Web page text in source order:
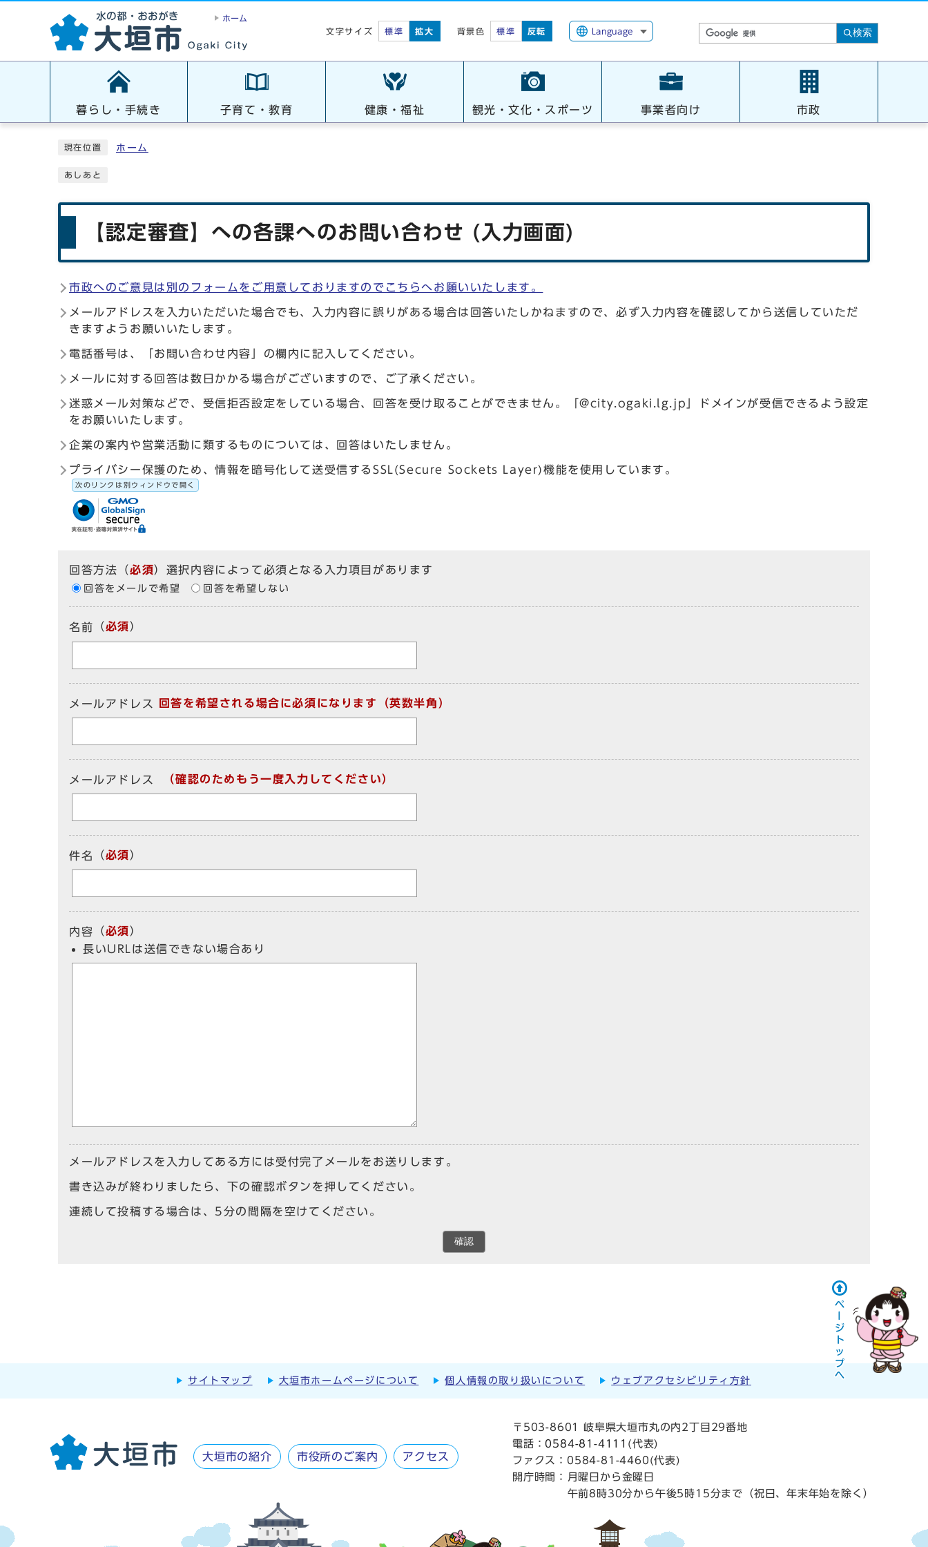
ホーム
文字サイズ
標準 拡大 背景色 標準 反転 Language 検索
暮らし・手続き 子育て・教育 健康・福祉 観光・文化・スポーツ 事業者向け 市政
現在位置 ホーム
あしあと
【認定審査】への各課へのお問い合わせ (入力画面)
市政へのご意見は別のフォームをご用意しておりますのでこちらへお願いいたします。
メールアドレスを入力いただいた場合でも、入力内容に誤りがある場合は回答いたしかねますので、必ず入力内容を確認してから送信していただ
きますようお願いいたします。
電話番号は、「お問い合わせ内容」の欄内に記入してください。
メールに対する回答は数日かかる場合がございますので、ご了承ください。
迷惑メール対策などで、受信拒否設定をしている場合、回答を受け取ることができません。「@city.ogaki.lg.jp」ドメインが受信できるよう設定
をお願いいたします。
企業の案内や営業活動に類するものについては、回答はいたしません。
プライバシー保護のため、情報を暗号化して送受信するSSL(Secure Sockets Layer)機能を使用しています。
次のリンクは別ウィンドウで開く
回答方法 （必須）選択内容によって必須となる入力項目があります
回答をメールで希望 回答を希望しない
名前 （必須）
メールアドレス 回答を希望される場合に必須になります（英数半角）
メールアドレス （確認のためもう一度入力してください）
件名 （必須）
内容 （必須）
長いURLは送信できない場合あり
メールアドレスを入力してある方には受付完了メールをお送りします。
書き込みが終わりましたら、下の確認ボタンを押してください。
連続して投稿する場合は、5分の間隔を空けてください。
確認
サイトマップ 大垣市ホームページについて 個人情報の取り扱いについて ウェブアクセシビリティ方針
大垣市の紹介 市役所のご案内 アクセス
〒503-8601 岐阜県大垣市丸の内2丁目29番地
電話：0584-81-4111 (代表)
ファクス：0584-81-4460(代表)
開庁時間：
月曜日から金曜日
午前8時30分から午後5時15分まで（祝日、年末年始を除く）